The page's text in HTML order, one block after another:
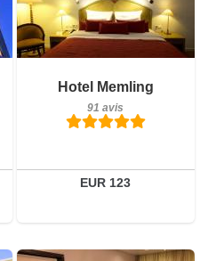
Hotel Memling
91 avis
EUR 123
91 avis
Détails
Réserver